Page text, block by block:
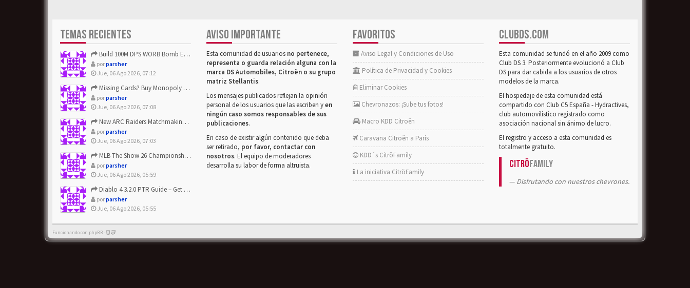
TEMAS RECIENTES
Build 100M DPS WORB Bomb Elementalist Fast - Grab POE Curren...
porparsher
Jue, 06 Ago 2026, 07:12
Missing Cards? Buy Monopoly Go Happy Harvest with Looney Tun...
porparsher
Jue, 06 Ago 2026, 07:08
New ARC Raiders Matchmaking Update: Stop Failed - Grab Bluep...
porparsher
Jue, 06 Ago 2026, 07:03
MLB The Show 26 Championship Series Update! Get Cheap & ...
porparsher
Jue, 06 Ago 2026, 05:59
Diablo 4 3.2.0 PTR Guide – Get 8% Off Items Quickly to Test ...
porparsher
Jue, 06 Ago 2026, 05:55
AVISO IMPORTANTE
Esta comunidad de usuarios no pertenece,
representa o guarda relación alguna con la
marca DS Automobiles, Citroën o su grupo
matriz Stellantis.
Los mensajes publicados reflejan la opinión
personal de los usuarios que las escriben yen
ningún caso somos responsables de sus
publicaciones.
En caso de existir algún contenido que deba
ser retirado, por favor, contactar con
nosotros. El equipo de moderadores
desarrolla su labor de forma altruista.
FAVORITOS
Aviso Legal y Condiciones de Uso
Política de Privacidad y Cookies
Eliminar Cookies
Chevronazos: ¡Sube tus fotos!
Macro KDD Citroën
Caravana Citroën a París
KDD´s CitröFamily
La iniciativa CitröFamily
CLUBDS.COM
Esta comunidad se fundó en el año 2009 como
Club DS 3. Posteriormente evolucionó a Club
DS para dar cabida a los usuarios de otros
modelos de la marca.
El hospedaje de esta comunidad está
compartido con Club C5 España - Hydractives,
club automovilístico registrado como
asociación nacional sin ánimo de lucro.
El registro y acceso a esta comunidad es
totalmente gratuito.
CitröFamily
Disfrutando con nuestros chevrones.
Funcionando con phpBB -